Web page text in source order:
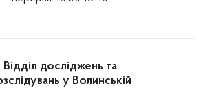
Відділ досліджень та
у Волинській